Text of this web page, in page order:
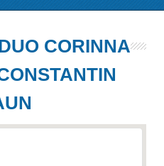
CORINNA